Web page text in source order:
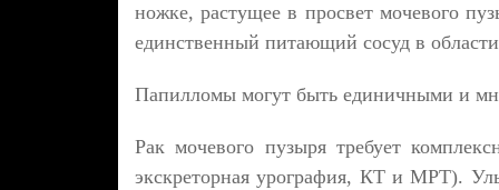
ножке, растущее в просвет мочевого
единственный питающий сосуд в
Папилломы могут быть единичными и
Рак мочевого пузыря требует
экскреторная урография, КТ и МРТ).